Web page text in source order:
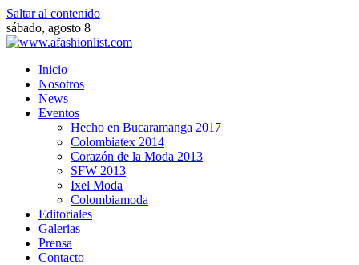
Saltar al contenido
sábado, agosto 8
Inicio
Nosotros
News
Eventos
Hecho en Bucaramanga 2017
Colombiatex 2014
Corazón de la Moda 2013
SFW 2013
Ixel Moda
Colombiamoda
Editoriales
Galerias
Prensa
Contacto